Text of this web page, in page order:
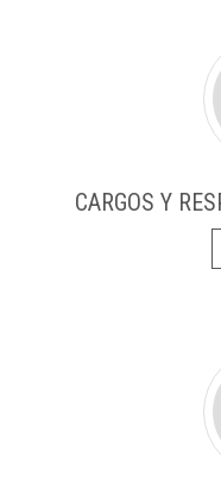
CARGOS Y